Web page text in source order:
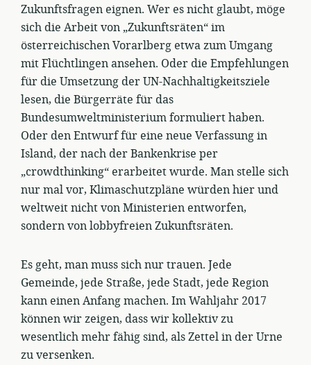
Zukunftsfragen eignen. Wer es nicht glaubt, möge
sich die Arbeit von „Zukunftsräten“ im
österreichischen Vorarlberg etwa zum Umgang
mit Flüchtlingen ansehen. Oder die Empfehlungen
für die Umsetzung der UN-Nachhaltigkeitsziele
lesen, die Bürgerräte für das
Bundesumweltministerium formuliert haben.
Oder den Entwurf für eine neue Verfassung in
Island, der nach der Bankenkrise per
„crowdthinking“ erarbeitet wurde. Man stelle sich
nur mal vor, Klimaschutzpläne würden hier und
weltweit nicht von Ministerien entworfen,
sondern von lobbyfreien Zukunftsräten.
Es geht, man muss sich nur trauen. Jede
Gemeinde, jede Straße, jede Stadt, jede Region
kann einen Anfang machen. Im Wahljahr 2017
können wir zeigen, dass wir kollektiv zu
wesentlich mehr fähig sind, als Zettel in der Urne
zu versenken.